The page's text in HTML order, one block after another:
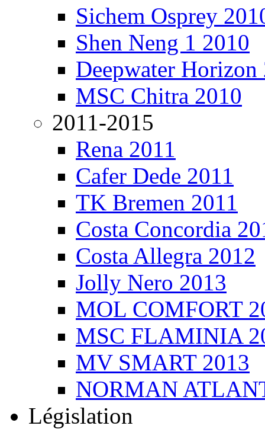
Sichem Osprey
Shen Neng 1 2010
Deepwater Horizon
MSC Chitra 2010
2011-2015
Rena 2011
Cafer Dede 2011
TK Bremen 2011
Costa Concordia
Costa Allegra 2012
Jolly Nero 2013
MOL COMFORT
MSC FLAMINIA
MV SMART 2013
NORMAN
Législation